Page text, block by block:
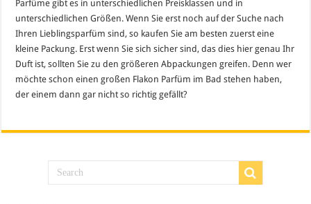
Parfüme gibt es in unterschiedlichen Preisklassen und in
unterschiedlichen Größen. Wenn Sie erst noch auf der Suche nach
Ihren Lieblingsparfüm sind, so kaufen Sie am besten zuerst eine
kleine Packung. Erst wenn Sie sich sicher sind, das dies hier genau Ihr
Duft ist, sollten Sie zu den größeren Abpackungen greifen. Denn wer
möchte schon einen großen Flakon Parfüm im Bad stehen haben,
der einem dann gar nicht so richtig gefällt?